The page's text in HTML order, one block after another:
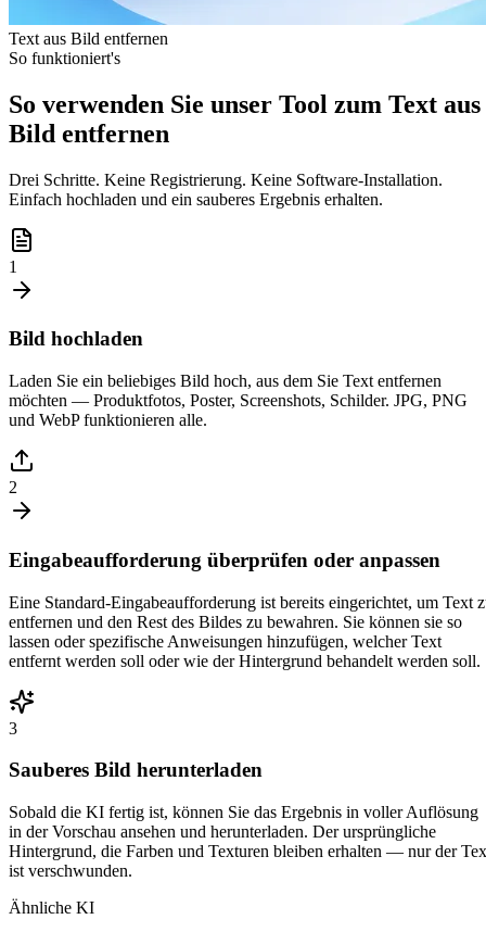
Text aus Bild entfernen
So funktioniert's
So verwenden Sie unser Tool zum Text aus
Bild entfernen
Drei Schritte. Keine Registrierung. Keine Software-Installation.
Einfach hochladen und ein sauberes Ergebnis erhalten.
1
Bild hochladen
Laden Sie ein beliebiges Bild hoch, aus dem Sie Text entfernen
möchten — Produktfotos, Poster, Screenshots, Schilder. JPG, PNG
und WebP funktionieren alle.
2
Eingabeaufforderung überprüfen oder anpassen
Eine Standard-Eingabeaufforderung ist bereits eingerichtet, um Text
entfernen und den Rest des Bildes zu bewahren. Sie können sie so
lassen oder spezifische Anweisungen hinzufügen, welcher Text
entfernt werden soll oder wie der Hintergrund behandelt werden soll.
3
Sauberes Bild herunterladen
Sobald die KI fertig ist, können Sie das Ergebnis in voller Auflösung
in der Vorschau ansehen und herunterladen. Der ursprüngliche
Hintergrund, die Farben und Texturen bleiben erhalten — nur der
ist verschwunden.
Ähnliche KI